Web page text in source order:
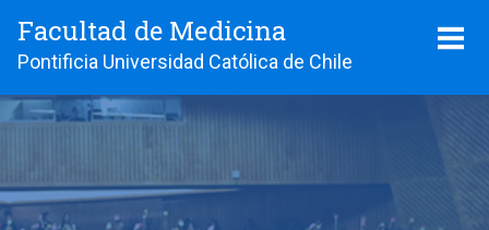
Facultad de Medicina
Pontificia Universidad Católica de Chile